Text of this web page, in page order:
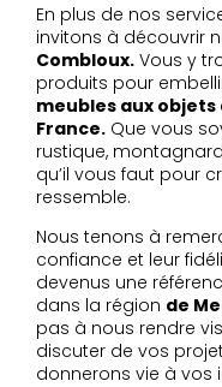
En plus de nos
invitons à découvrir
Combloux. Vous y
produits pour
meubles aux
France. Que vous
rustique,
qu’il vous faut pour
ressemble.
Nous tenons à
confiance et leur
devenus une
dans la région de
pas à nous rendre
discuter de vos
donnerons vie à vos